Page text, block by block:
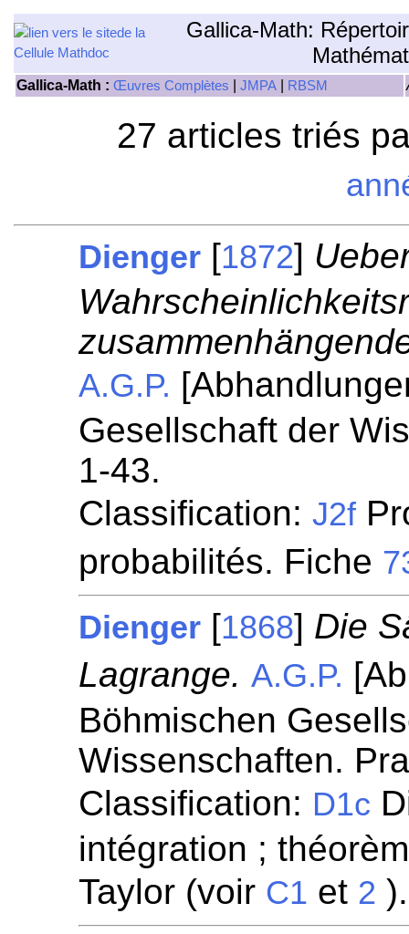
Gallica-Math:
Gallica-Math : Œuvres Complètes JMPA RBSM
27 articles triés
Dienger [1872]
A.G.P.
Gesellschaft der
1-43.
Classification:J2f
probabilités. Fiche
Dienger [1868] Die
Lagrange. A.G.P.
Böhmischen
Wissenschaften.
Classification: D1c
intégration ;
Taylor (voir C1 et 2